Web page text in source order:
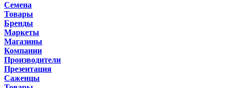
Семена
Товары
Бренды
Маркеты
Магазины
Компании
Производители
Презентация
Саженцы